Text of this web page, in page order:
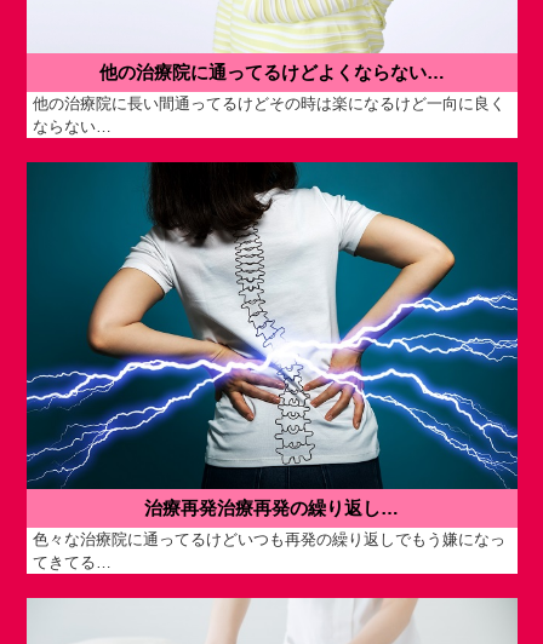
他の治療院に通ってるけどよくならない…
他の治療院に長い間通ってるけどその時は楽になるけど一向に良く
ならない…
治療再発治療再発の繰り返し…
色々な治療院に通ってるけどいつも再発の繰り返しでもう嫌になっ
てきてる…